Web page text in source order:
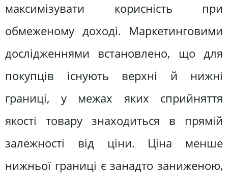
максимізувати корисність при
обмеженому доході. Маркетинговими
дослідженнями встановлено, що для
покупців існують верхні й нижні
границі, у межах яких сприйняття
якості товару знаходиться в прямій
залежності від ціни. Ціна менше
нижньої границі є занадто заниженою,